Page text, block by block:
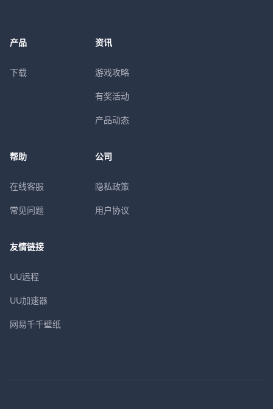
产品
下载
资讯
游戏攻略
有奖活动
产品动态
帮助
在线客服
常见问题
公司
隐私政策
用户协议
友情链接
UU远程
UU加速器
网易千千壁纸